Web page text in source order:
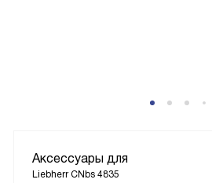
Аксессуары для
Liebherr CNbs 4835